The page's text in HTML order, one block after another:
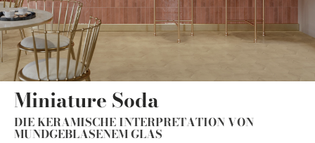
Miniature Soda
DIE KERAMISCHE INTERPRETATION VON
MUNDGEBLASENEM GLAS